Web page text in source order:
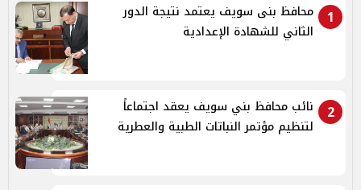
1
محافظ بنى سويف يعتمد نتيجة الدور
الثاني للشهادة الإعدادية
2
نائب محافظ بني سويف يعقد اجتماعاً
لتنظيم مؤتمر النباتات الطبية والعطرية